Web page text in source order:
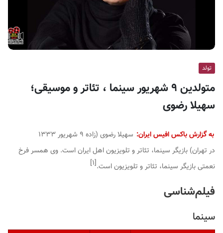
ن
تولد
متولدین ۹ شهریور سینما ، تئاتر و موسیقی؛
سهیلا رضوی
به گزارش باکس افیس ایران: سهیلا رضوی
(زاده ۹ شهریور ۱۳۳۳
در تهران) بازیگر سینما، تئاتر و تلویزیون اهل ایران است. وی همسر فرخ
نعمتی بازیگر سینما، تئاتر و تلویزیون است.[۱]
فیلم‌شناسی
سینما